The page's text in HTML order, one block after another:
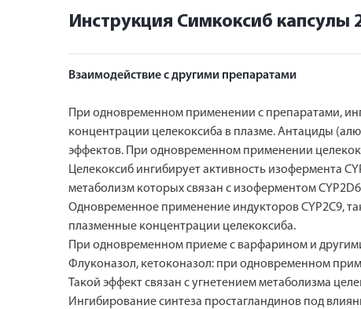
Инструкция Симкоксиб капсулы
Взаимодействие с другими препаратами
При одновременном применении с препаратами,
концентрации целекоксиба в плазме. Антациды
эффектов. При одновременном применении
Целекоксиб ингибирует активность изофермента
метаболизм которых связан с изоферментом
Одновременное применение индукторов CYP2C9,
плазменные концентрации целекоксиба.
При одновременном приеме с варфарином и
Флуконазол, кетоконазол: при одновременном
Такой эффект связан с угнетением метаболизма
Ингибирование синтеза простагландинов под